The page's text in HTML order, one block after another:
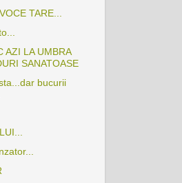
TARE...
AZI LA UMBRA
SANATOASE
bucurii